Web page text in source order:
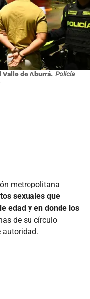
Valle de Aburrá. Policía
metropolitana
sexuales que
edad y en donde los
de su círculo
autoridad.